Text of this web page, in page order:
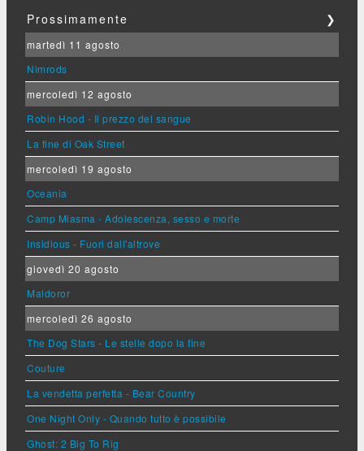
Prossimamente ❯
martedì 11 agosto
Nimrods
mercoledì 12 agosto
Robin Hood - Il prezzo del sangue
La fine di Oak Street
mercoledì 19 agosto
Oceania
Camp Miasma - Adolescenza, sesso e morte
Insidious - Fuori dall'altrove
giovedì 20 agosto
Maldoror
mercoledì 26 agosto
The Dog Stars - Le stelle dopo la fine
Couture
La vendetta perfetta - Bear Country
One Night Only - Quando tutto è possibile
Ghost: 2 Big To Rig